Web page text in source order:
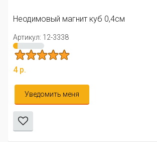
Неодимовый магнит куб 0,4см
Артикул: 12-3338
4 р.
Уведомить меня